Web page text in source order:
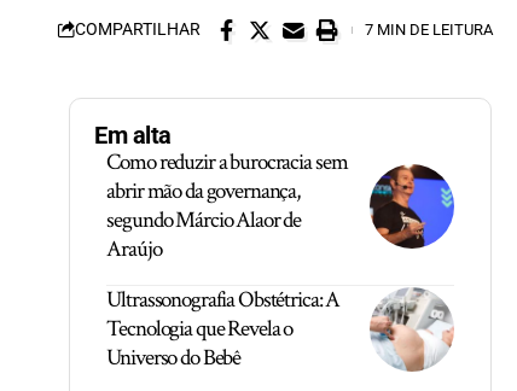
COMPARTILHAR 7 MIN DE LEITURA
Em alta
Como reduzir a burocracia sem
abrir mão da governança,
segundo Márcio Alaor de
Araújo
Ultrassonografia Obstétrica: A
Tecnologia que Revela o
Universo do Bebê